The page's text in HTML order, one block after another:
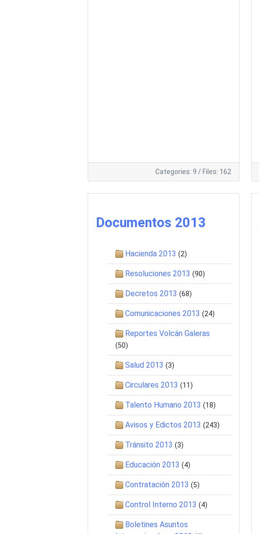
Categories: 9 / Files: 162
Documentos 2013
Hacienda 2013 (2)
Resoluciones 2013 (90)
Decretos 2013 (68)
Comunicaciones 2013 (24)
Reportes Volcán Galeras
(50)
Salud 2013 (3)
Circulares 2013 (11)
Talento Humano 2013 (18)
Avisos y Edictos 2013 (243)
Tránsito 2013 (3)
Educación 2013 (4)
Contratación 2013 (5)
Control Interno 2013 (4)
Boletines Asuntos